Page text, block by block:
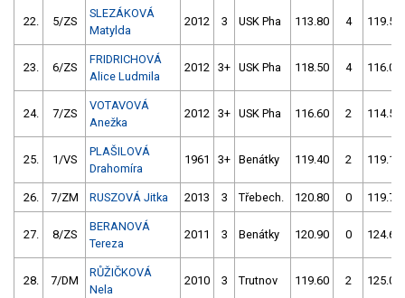
22. 5/ZS
SLEZÁKOVÁ
Matylda
2012 3 USK Pha 113.80 4 119.50
23. 6/ZS
FRIDRICHOVÁ
Alice Ludmila
2012 3+ USK Pha 118.50 4 116.00
24. 7/ZS
VOTAVOVÁ
Anežka
2012 3+ USK Pha 116.60 2 114.50
25. 1/VS
PLAŠILOVÁ
Drahomíra
1961 3+ Benátky 119.40 2 119.10
26. 7/ZM RUSZOVÁ Jitka 2013 3 Třebech. 120.80 0 119.70
27. 8/ZS
BERANOVÁ
Tereza
2011 3 Benátky 120.90 0 124.60
28. 7/DM
RŮŽIČKOVÁ
Nela
2010 3 Trutnov 119.60 2 125.00